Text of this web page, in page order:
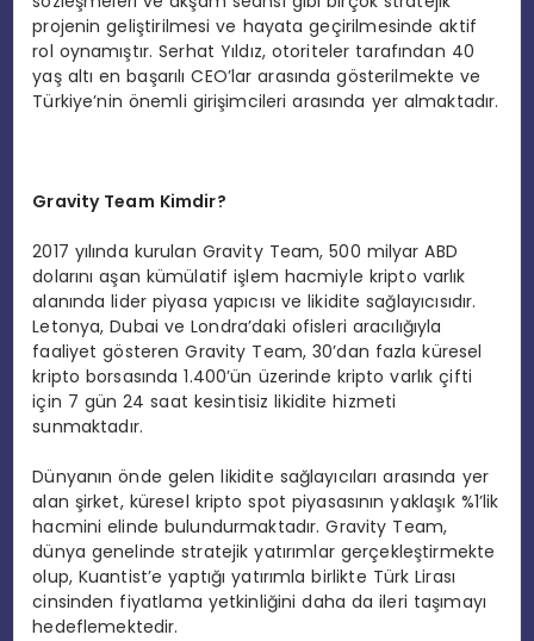
projenin geliştirilmesi ve hayata geçirilmesinde aktif
rol oynamıştır. Serhat Yıldız, otoriteler tarafından 40
yaş altı en başarılı CEO’lar arasında gösterilmekte ve
Türkiye’nin önemli girişimcileri arasında yer almaktadır.
Gravity Team Kimdir?
2017 yılında kurulan Gravity Team, 500 milyar ABD
dolarını aşan kümülatif işlem hacmiyle kripto varlık
alanında lider piyasa yapıcısı ve likidite sağlayıcısıdır.
Letonya, Dubai ve Londra’daki ofisleri aracılığıyla
faaliyet gösteren Gravity Team, 30’dan fazla küresel
kripto borsasında 1.400’ün üzerinde kripto varlık çifti
için 7 gün 24 saat kesintisiz likidite hizmeti
sunmaktadır.
Dünyanın önde gelen likidite sağlayıcıları arasında yer
alan şirket, küresel kripto spot piyasasının yaklaşık %1’lik
hacmini elinde bulundurmaktadır. Gravity Team,
dünya genelinde stratejik yatırımlar gerçekleştirmekte
olup, Kuantist’e yaptığı yatırımla birlikte Türk Lirası
cinsinden fiyatlama yetkinliğini daha da ileri taşımayı
hedeflemektedir.